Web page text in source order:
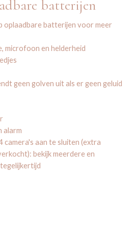
batterijen
oplaadbare batterijen voor meer
microfoon en helderheid
geen golven uit als er geen geluid
alarm
camera's aan te sluiten (extra
bekijk meerdere en